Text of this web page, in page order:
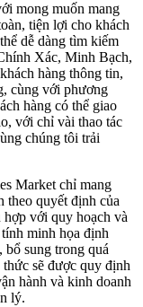
mong muốn mang
tiện lợi cho khách
dễ dàng tìm kiếm
Xác, Minh Bạch,
hàng thông tin,
cùng với phương
hàng có thể giao
với chỉ vài thao tác
chúng tôi trải
Market chỉ mang
theo quyết định của
với quy hoạch và
minh họa định
sung trong quá
sẽ được quy định
hành và kinh doanh
lý.